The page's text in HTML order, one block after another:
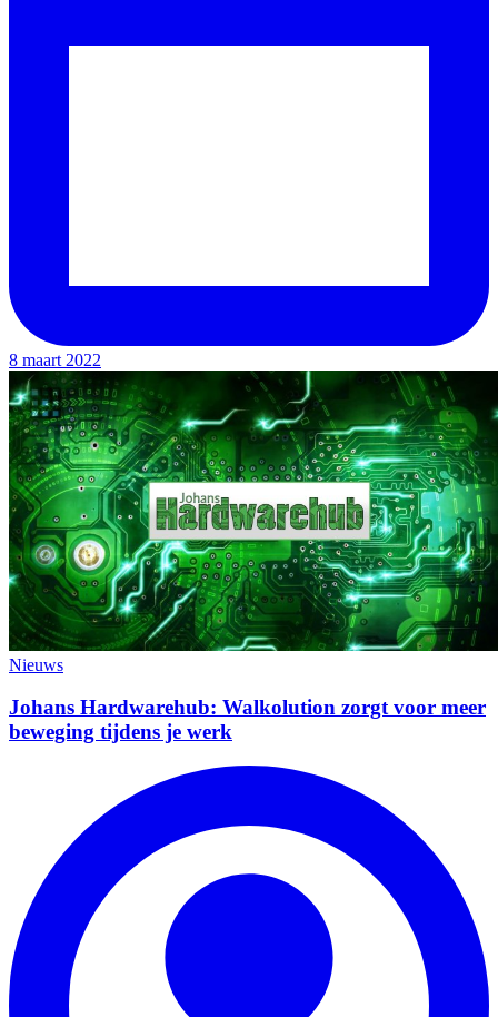
8 maart 2022
Nieuws
Johans Hardwarehub: Walkolution zorgt voor meer
beweging tijdens je werk